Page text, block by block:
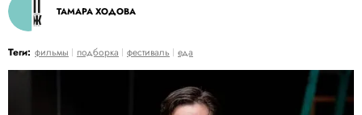
ТАМАРА ХОДОВА
Теги: фильмы подборка фестиваль еда